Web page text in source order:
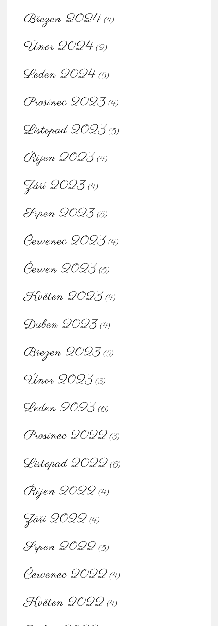
Březen 2024 (4)
Únor 2024 (2)
Leden 2024 (5)
Prosinec 2023 (4)
Listopad 2023 (5)
Říjen 2023 (4)
Září 2023 (4)
Srpen 2023 (5)
Červenec 2023 (4)
Červen 2023 (5)
Květen 2023 (4)
Duben 2023 (4)
Březen 2023 (5)
Únor 2023 (3)
Leden 2023 (6)
Prosinec 2022 (3)
Listopad 2022 (6)
Říjen 2022 (4)
Září 2022 (4)
Srpen 2022 (5)
Červenec 2022 (4)
Květen 2022 (4)